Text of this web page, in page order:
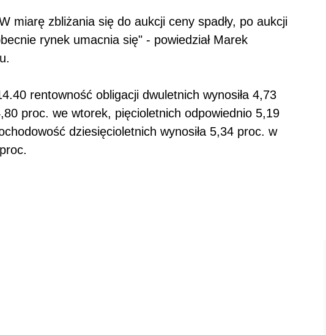
miarę zbliżania się do aukcji ceny spadły, po aukcji
rynek umacnia się" - powiedział Marek
rentowność obligacji dwuletnich wynosiła 4,73
proc. we wtorek, pięcioletnich odpowiednio 5,19
dziesięcioletnich wynosiła 5,34 proc. w